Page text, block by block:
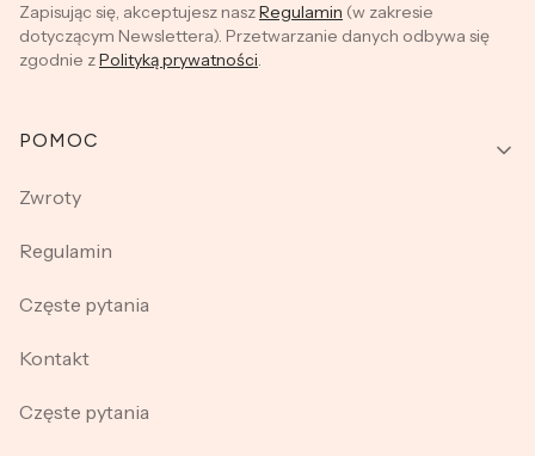
Zapisując się, akceptujesz naszRegulamin (w zakresie
dotyczącym Newslettera). Przetwarzanie danych odbywa się
zgodnie zPolityką prywatności.
Linki w stopce
POMOC
Zwroty
Regulamin
Częste pytania
Kontakt
Częste pytania